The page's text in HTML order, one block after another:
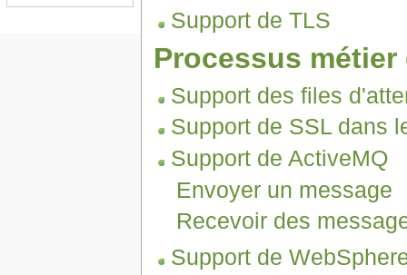
Support de TLS
Processus
Support des files
Support de SSL dans
Support de ActiveMQ
Envoyer un message
Recevoir des
Support de